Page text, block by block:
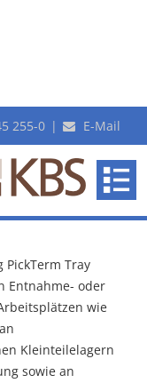
255-0 | E-Mail
Für den sicheren Griff
PickTerm Tray von
PickTerm Tray
Entnahme- oder
wie
Kleinteilelagern
sowie an